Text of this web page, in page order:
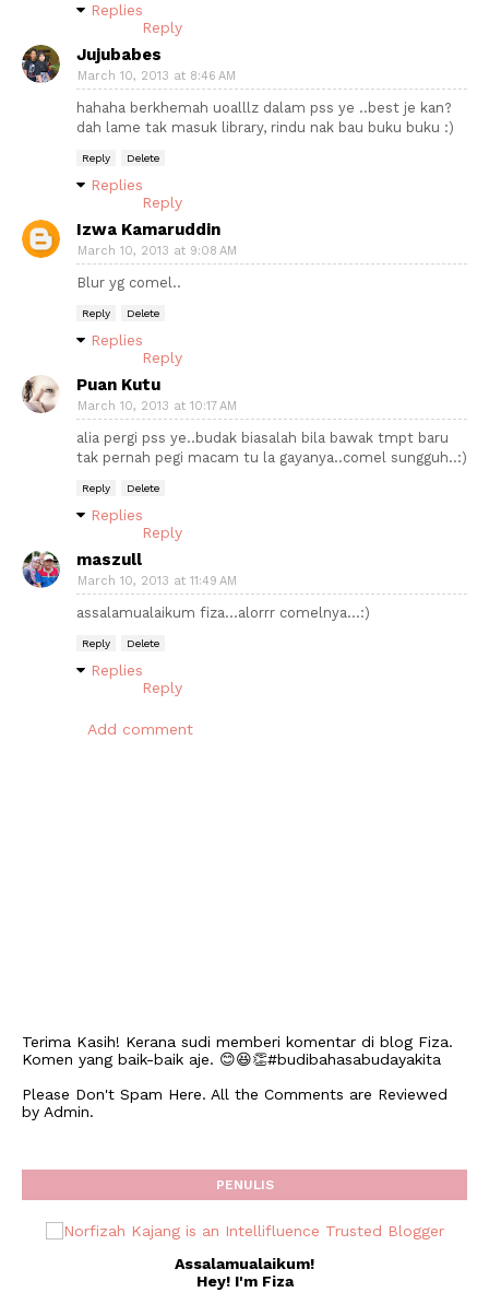
Replies
Reply
Jujubabes
March 10, 2013 at 8:46 AM
hahaha berkhemah uoalllz dalam pss ye ..best je kan?
dah lame tak masuk library, rindu nak bau buku buku :)
Reply Delete
Replies
Reply
Izwa Kamaruddin
March 10, 2013 at 9:08 AM
Blur yg comel..
Reply Delete
Replies
Reply
Puan Kutu
March 10, 2013 at 10:17 AM
alia pergi pss ye..budak biasalah bila bawak tmpt baru
tak pernah pegi macam tu la gayanya..comel sungguh..:)
Reply Delete
Replies
Reply
maszull
March 10, 2013 at 11:49 AM
assalamualaikum fiza...alorrr comelnya...:)
Reply Delete
Replies
Reply
Add comment
Terima Kasih! Kerana sudi memberi komentar di blog Fiza.
Komen yang baik-baik aje. 😊😆👏#budibahasabudayakita
Please Don't Spam Here. All the Comments are Reviewed
by Admin.
PENULIS
Assalamualaikum!
Hey! I'm Fiza